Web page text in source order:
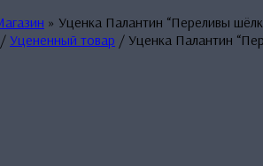
» Уценка Палантин “Переливы
/ Уцененный товар / Уценка Палантин